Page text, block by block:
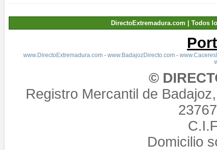
DirectoExtremadura.com | Todos
www.DirectoExtremadura.com- www.BadajozDirecto.com-
©
Registro Mercantil de
Domicilio